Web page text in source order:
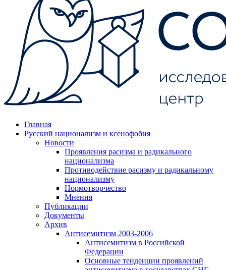
Главная
Русский национализм и ксенофобия
Новости
Проявления расизма и радикального
национализма
Противодействие расизму и радикальному
национализму
Нормотворчество
Мнения
Публикации
Документы
Архив
Антисемитизм 2003-2006
Антисемитизм в Российской
Федерации
Основные тенденции проявлений